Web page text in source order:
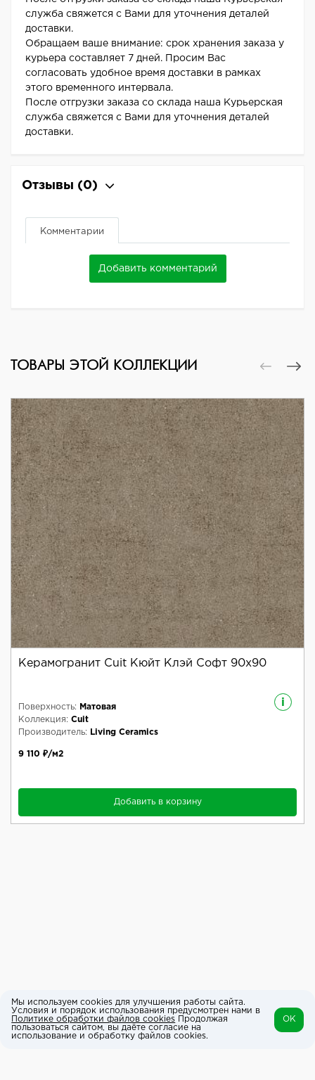
служба свяжется с Вами для уточнения деталей
доставки.
Обращаем ваше внимание: срок хранения заказа у
курьера составляет 7 дней. Просим Вас
согласовать удобное время доставки в рамках
этого временного интервала.
После отгрузки заказа со склада наша Курьерская
служба свяжется с Вами для уточнения деталей
доставки.
Отзывы (0)
Комментарии
Добавить комментарий
ТОВАРЫ ЭТОЙ КОЛЛЕКЦИИ
Керамогранит Cuit Кюйт Клэй Софт 90x90
i
Поверхность:
Матовая
Коллекция: Cuit
Производитель:
Living Ceramics
9 110 ₽/м2
Добавить в корзину
Мы используем cookies для улучшения работы сайта.
Условия и порядок использования предусмотрен нами в
Политике обработки файлов cookies Продолжая
пользоваться сайтом, вы даёте согласие на
использование и обработку файлов cookies.
OK